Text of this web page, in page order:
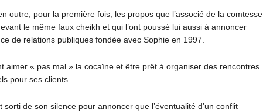
outre, pour la première fois, les propos que l’associé de la comtesse,
le même faux cheikh et qui l’ont poussé lui aussi à annoncer
de relations publiques fondée avec Sophie en 1997.
aimer « pas mal » la cocaïne et être prêt à organiser des rencontres
pour ses clients.
de son silence pour annoncer que l’éventualité d’un conflit